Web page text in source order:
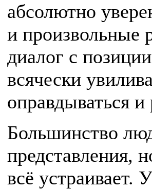
абсолютно
и произвольные
диалог с
всячески
оправдываться
Большинство
представления,
всё устраивает.